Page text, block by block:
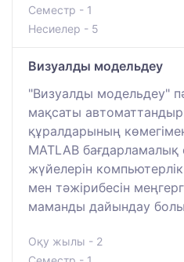
Семестр - 1
Несиелер - 5
Визуалды модельдеу
"Визуалды модельдеу"
мақсаты
құралдарының
MATLAB бағдарламалық
жүйелерін
мен тәжірибесін
маманды дайындау
Оқу жылы - 2